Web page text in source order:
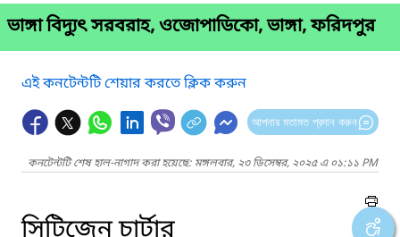
ভাঙ্গা বিদ্যুৎ সরবরাহ, ওজোপাডিকো, ভাঙ্গা, ফরিদপুর
এই কনটেন্টটি শেয়ার করতে ক্লিক করুন
আপনার মতামত প্রদান করুন
কনটেন্টটি শেষ হাল-নাগাদ করা হয়েছে: মঙ্গলবার, ২৩ ডিসেম্বর, ২০২৫ এ ০১:১১ PM
সিটিজেন চার্টার